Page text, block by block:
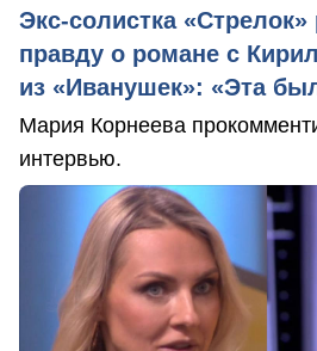
Экс-солистка
правду о романе с
из «Иванушек»: «Эта
Мария Корнеева
интервью.